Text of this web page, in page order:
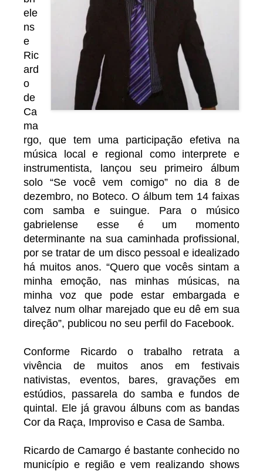
ele
ns
e
Ric
ard
o
de
Ca
ma
rgo, que tem uma participação efetiva na
música local e regional como interprete e
instrumentista, lançou seu primeiro álbum
solo “Se você vem comigo” no dia 8 de
dezembro, no Boteco. O álbum tem 14 faixas
com samba e suingue. Para o músico
gabrielense esse é um momento
determinante na sua caminhada profissional,
por se tratar de um disco pessoal e idealizado
há muitos anos. “Quero que vocês sintam a
minha emoção, nas minhas músicas, na
minha voz que pode estar embargada e
talvez num olhar marejado que eu dê em sua
direção”, publicou no seu perfil do Facebook.
Conforme Ricardo o trabalho retrata a
vivência de muitos anos em festivais
nativistas, eventos, bares, gravações em
estúdios, passarela do samba e fundos de
quintal. Ele já gravou álbuns com as bandas
Cor da Raça, Improviso e Casa de Samba.
Ricardo de Camargo é bastante conhecido no
município e região e vem realizando shows